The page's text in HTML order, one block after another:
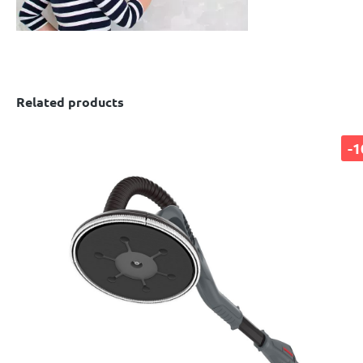
Related products
-